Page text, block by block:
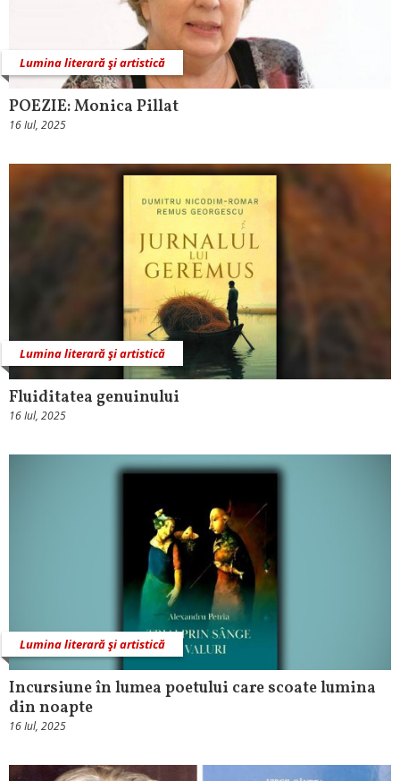
Lumina literară şi artistică
POEZIE: Monica Pillat
16 Iul, 2025
Lumina literară şi artistică
Fluiditatea genuinului
16 Iul, 2025
Lumina literară şi artistică
Incursiune în lumea poetului care scoate lumina
din noapte
16 Iul, 2025